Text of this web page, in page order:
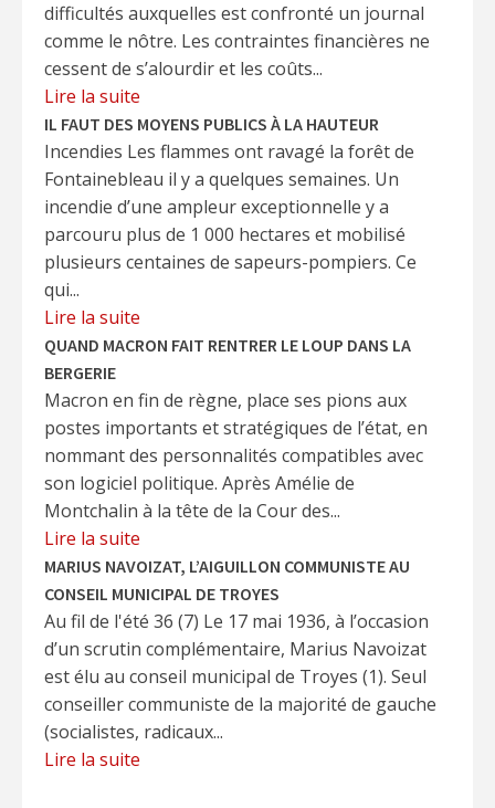
difficultés auxquelles est confronté un journal
comme le nôtre. Les contraintes financières ne
cessent de s’alourdir et les coûts...
Lire la suite
IL FAUT DES MOYENS PUBLICS À LA HAUTEUR
Incendies Les flammes ont ravagé la forêt de
Fontainebleau il y a quelques semaines. Un
incendie d’une ampleur exceptionnelle y a
parcouru plus de 1 000 hectares et mobilisé
plusieurs centaines de sapeurs-pompiers. Ce
qui...
Lire la suite
QUAND MACRON FAIT RENTRER LE LOUP DANS LA
BERGERIE
Macron en fin de règne, place ses pions aux
postes importants et stratégiques de l’état, en
nommant des personnalités compatibles avec
son logiciel politique. Après Amélie de
Montchalin à la tête de la Cour des...
Lire la suite
MARIUS NAVOIZAT, L’AIGUILLON COMMUNISTE AU
CONSEIL MUNICIPAL DE TROYES
Au fil de l'été 36 (7) Le 17 mai 1936, à l’occasion
d’un scrutin complémentaire, Marius Navoizat
est élu au conseil municipal de Troyes (1). Seul
conseiller communiste de la majorité de gauche
(socialistes, radicaux...
Lire la suite